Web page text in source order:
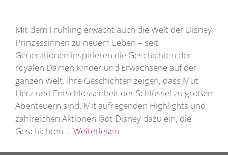
Mit dem Frühling erwacht auch die Welt der Disney
Prinzessinnen zu neuem Leben – seit
Generationen inspirieren die Geschichten der
royalen Damen Kinder und Erwachsene auf der
ganzen Welt. Ihre Geschichten zeigen, dass Mut,
Herz und Entschlossenheit der Schlüssel zu großen
Abenteuern sind. Mit aufregenden Highlights und
zahlreichen Aktionen lädt Disney dazu ein, die
Geschichten … Weiterlesen